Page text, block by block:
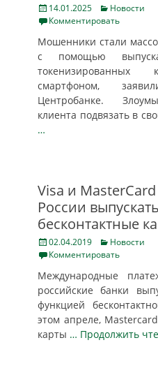
Posted
on
14.01.2025 Categories
Новости
Комментировать
Мошенники стали
с помощью
смартфоном,
Центробанке.
клиента подвязать в
…
Visa и
России
бесконтактные
Posted
on
02.04.2019 Categories
Новости
Комментировать
Международные
российские банки
функцией
этом апреле,
карты … Продолжить